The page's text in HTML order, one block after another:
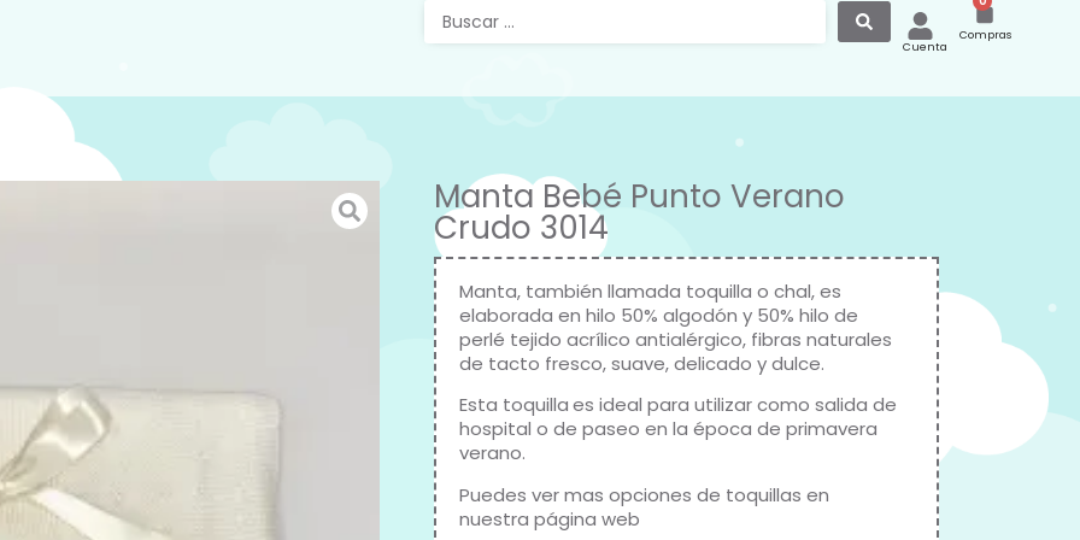
Cuenta
Compras
Manta Bebé Punto Verano
Crudo 3014
Manta, también llamada toquilla o chal, es
elaborada en hilo 50% algodón y 50% hilo de
perlé tejido acrílico antialérgico, fibras naturales
de tacto fresco, suave, delicado y dulce.
Esta toquillaes ideal para utilizar como salida de
hospital o de paseo en la época de primavera
verano.
Puedes ver mas opciones de toquillas en
nuestra página web